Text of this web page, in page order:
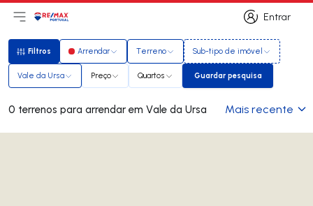
Entrar
Entrar
Abri menu principal
LogoIr para página inicial
Filtros
Filtros Arrendar Terreno Sub-tipo de imóvel
Vale da Ursa Preço Quartos Guardar pesquisa
Guardar pesquisa
0 terrenos para arrendar em Vale da Ursa Mais recente